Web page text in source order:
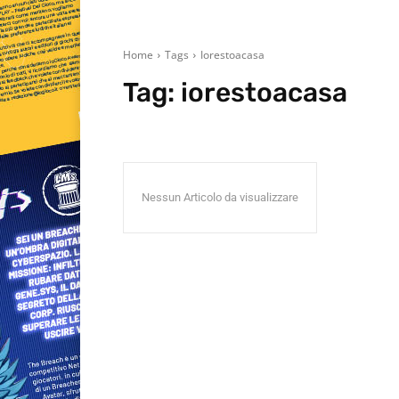
Home Tags Iorestoacasa
Tag: iorestoacasa
Nessun Articolo da visualizzare